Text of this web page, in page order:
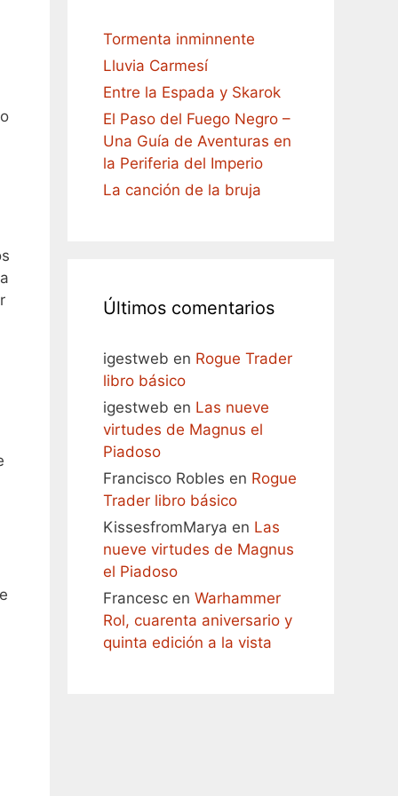
Tormenta inminnente
Lluvia Carmesí
Entre la Espada y Skarok
El Paso del Fuego Negro –
Una Guía de Aventuras en
la Periferia del Imperio
La canción de la bruja
Últimos comentarios
igestweb en Rogue Trader
libro básico
igestweb en Las nueve
virtudes de Magnus el
Piadoso
Francisco Robles en Rogue
Trader libro básico
KissesfromMarya en Las
nueve virtudes de Magnus
el Piadoso
Francesc en Warhammer
Rol, cuarenta aniversario y
quinta edición a la vista